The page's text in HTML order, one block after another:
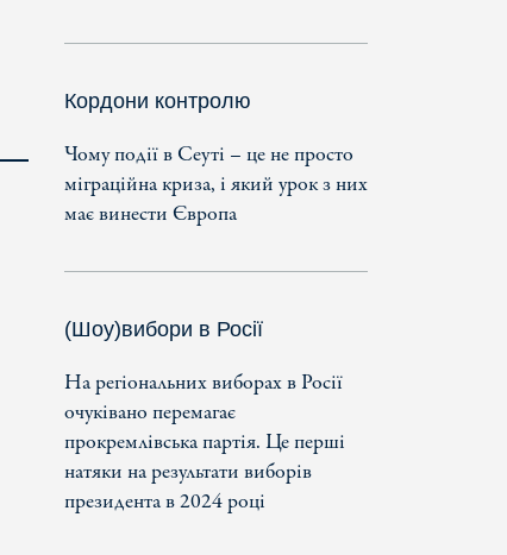
Кордони контролю
Чому події в Сеуті – це не просто
міграційна криза, і який урок з них
має винести Європа
(Шоу)вибори в Росії
На регіональних виборах в Росії
очуківано перемагає
прокремлівська партія. Це перші
натяки на результати виборів
президента в 2024 році